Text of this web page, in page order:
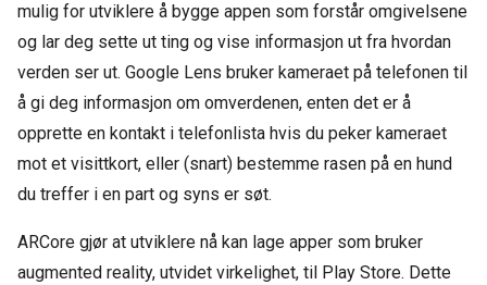
mulig for utviklere å bygge appen som forstår omgivelsene
og lar deg sette ut ting og vise informasjon ut fra hvordan
verden ser ut. Google Lens bruker kameraet på telefonen til
å gi deg informasjon om omverdenen, enten det er å
opprette en kontakt i telefonlista hvis du peker kameraet
mot et visittkort, eller (snart) bestemme rasen på en hund
du treffer i en part og syns er søt.
ARCore gjør at utviklere nå kan lage apper som bruker
augmented reality, utvidet virkelighet, til Play Store. Dette